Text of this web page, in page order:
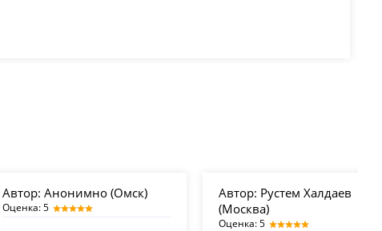
Автор: Анонимно (Омск)
Оценка: 5
Автор: Рустем Халдаев
(Москва)
Оценка: 5